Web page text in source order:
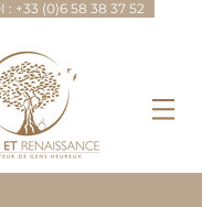
: +33 (0)6 58 38 37 52